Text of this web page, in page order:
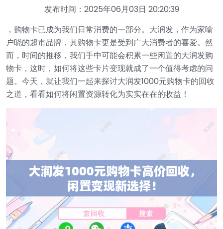
发布时间：2025年06月03日 20:20:39
，购物卡已成为我们日常消费的一部分。大润发，作为家喻
户晓的超市品牌，其购物卡更是受到广大消费者的喜爱。然
而，时间的推移，我们手中可能会积累一些闲置的大润发购
物卡，这时，如何将这些卡片变现就成了一个值得考虑的问
题。今天，就让我们一起来探讨大润发1000元购物卡的回收
之道，看看如何将闲置资源转化为实实在在的收益！